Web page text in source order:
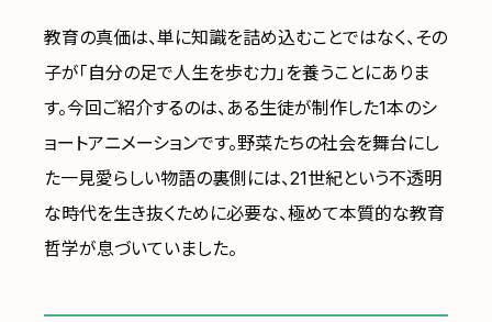
教育の真価は、単に知識を詰め込むことではなく、その
子が「自分の足で人生を歩む力」を養うことにありま
す。今回ご紹介するのは、ある生徒が制作した1本のシ
ョートアニメーションです。野菜たちの社会を舞台にし
た一見愛らしい物語の裏側には、21世紀という不透明
な時代を生き抜くために必要な、極めて本質的な教育
哲学が息づいていました。